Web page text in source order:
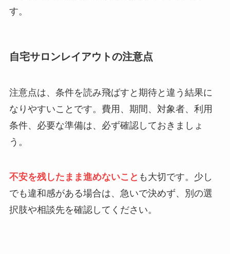
す。
自宅サロンレイアウトの注意点
注意点は、条件を読み飛ばすと期待と違う結果に
なりやすいことです。費用、期間、対象者、利用
条件、必要な準備は、必ず確認しておきましょ
う。
不安を残したまま進めないこと も大切です。少し
でも違和感がある場合は、急いで決めず、別の選
択肢や相談先を確認してください。